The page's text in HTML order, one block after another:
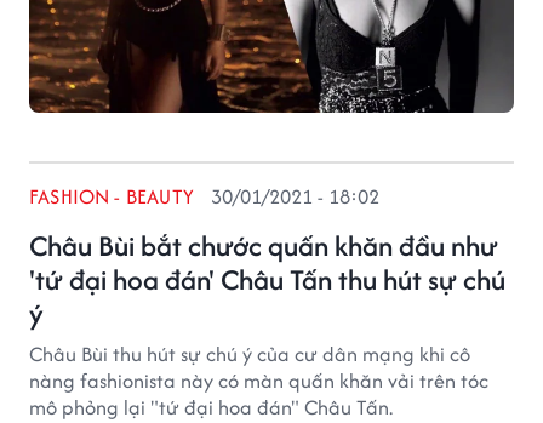
Châu Bùi bắt chước quấn khăn đầu như
'tứ đại hoa đán' Châu Tấn thu hút sự chú
ý
FASHION - BEAUTY 30/01/2021 - 18:02
Châu Bùi thu hút sự chú ý của cư dân mạng khi cô
nàng fashionista này có màn quấn khăn vải trên tóc
mô phỏng lại "tứ đại hoa đán" Châu Tấn.